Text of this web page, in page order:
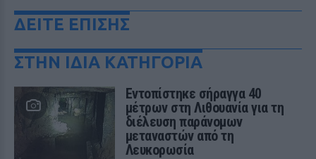
ΔΕΙΤΕ ΕΠΙΣΗΣ
ΣΤΗΝ ΙΔΙΑ ΚΑΤΗΓΟΡΙΑ
Εντοπίστηκε σήραγγα 40
μέτρων στη Λιθουανία για τη
διέλευση παράνομων
μεταναστών από τη
Λευκορωσία